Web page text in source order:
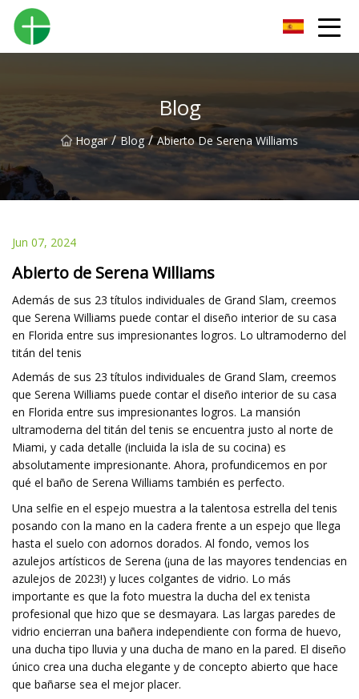
Blog
Hogar / Blog / Abierto De Serena Williams
Jun 07, 2024
Abierto de Serena Williams
Además de sus 23 títulos individuales de Grand Slam, creemos
que Serena Williams puede contar el diseño interior de su casa
en Florida entre sus impresionantes logros. Lo ultramoderno del
titán del tenis
Además de sus 23 títulos individuales de Grand Slam, creemos
que Serena Williams puede contar el diseño interior de su casa
en Florida entre sus impresionantes logros. La mansión
ultramoderna del titán del tenis se encuentra justo al norte de
Miami, y cada detalle (incluida la isla de su cocina) es
absolutamente impresionante. Ahora, profundicemos en por
qué el baño de Serena Williams también es perfecto.
Una selfie en el espejo muestra a la talentosa estrella del tenis
posando con la mano en la cadera frente a un espejo que llega
hasta el suelo con adornos dorados. Al fondo, vemos los
azulejos artísticos de Serena (¡una de las mayores tendencias en
azulejos de 2023!) y luces colgantes de vidrio. Lo más
importante es que la foto muestra la ducha del ex tenista
profesional que hizo que se desmayara. Las largas paredes de
vidrio encierran una bañera independiente con forma de huevo,
una ducha tipo lluvia y una ducha de mano en la pared. El diseño
único crea una ducha elegante y de concepto abierto que hace
que bañarse sea el mejor placer.